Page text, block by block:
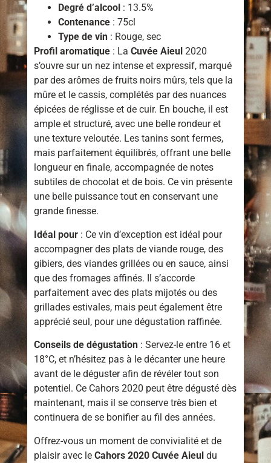
Degré d’alcool : 13.5%
Contenance: 75cl
Type de vin: Rouge, sec
Profil aromatique: La Cuvée Aieul 2020
s’ouvre sur un nez intense et expressif, marqué
par des arômes de fruits noirs mûrs, tels que la
mûre et le cassis, complétés par des nuances
épicées de réglisse et de cuir. En bouche, il est
ample et structuré, avec une belle rondeur et
une texture veloutée. Les tanins sont fermes,
mais parfaitement équilibrés, offrant une belle
longueur en finale, accompagnée de notes
subtiles de chocolat et de bois. Ce vin présente
une belle puissance tout en conservant une
grande finesse.
Idéal pour: Ce vin d’exception est idéal pour
accompagner des plats de viande rouge, des
gibiers, des viandes grillées ou en sauce, ainsi
que des fromages affinés. Il s’accorde
parfaitement avec des plats mijotés ou des
grillades estivales, mais peut également être
apprécié seul, pour une dégustation raffinée.
Conseils de dégustation: Servez-le entre 16 et
18°C, et n’hésitez pas à le décanter une heure
avant de le déguster afin de révéler tout son
potentiel. Ce Cahors 2020 peut être dégusté dès
maintenant, mais il se conserve très bien et
continuera de se bonifier au fil des années.
Offrez-vous un moment de convivialité et de
plaisir avec le Cahors 2020 Cuvée Aieuldu